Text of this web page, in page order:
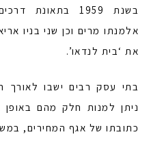
בשנת 1959
אלמנתו מרים וכן שני בניו
את ‘בית לנדאו’.
בתי עסק רבים ישבו לאורך
כתובתו של אגף המחירים,